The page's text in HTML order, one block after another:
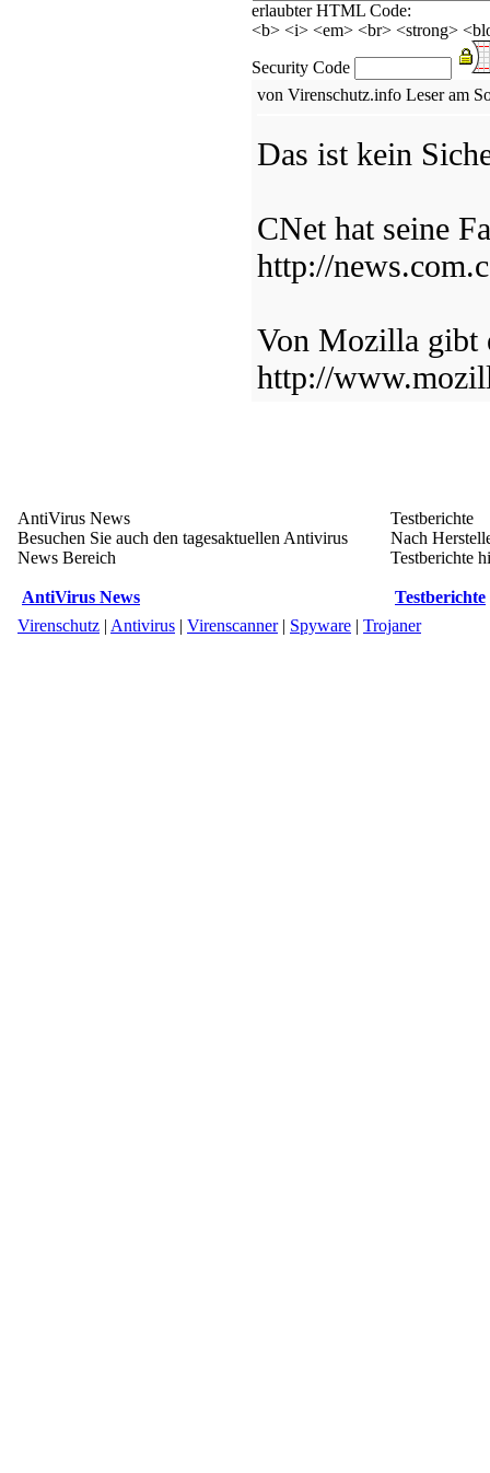
erlaubter HTML Code:
<b> <i> <em> <br> <strong>
Security Code
von Virenschutz.info Leser am
Das ist kein
CNet hat seine
http://
Von Mozilla gibt
http://
AntiVirus News
Besuchen Sie auch den tagesaktuellen Antivirus
News Bereich
AntiVirus News
Testberichte
Nach
Testberichte
Testberichte
Virenschutz | Antivirus | Virenscanner| Spyware | Trojaner